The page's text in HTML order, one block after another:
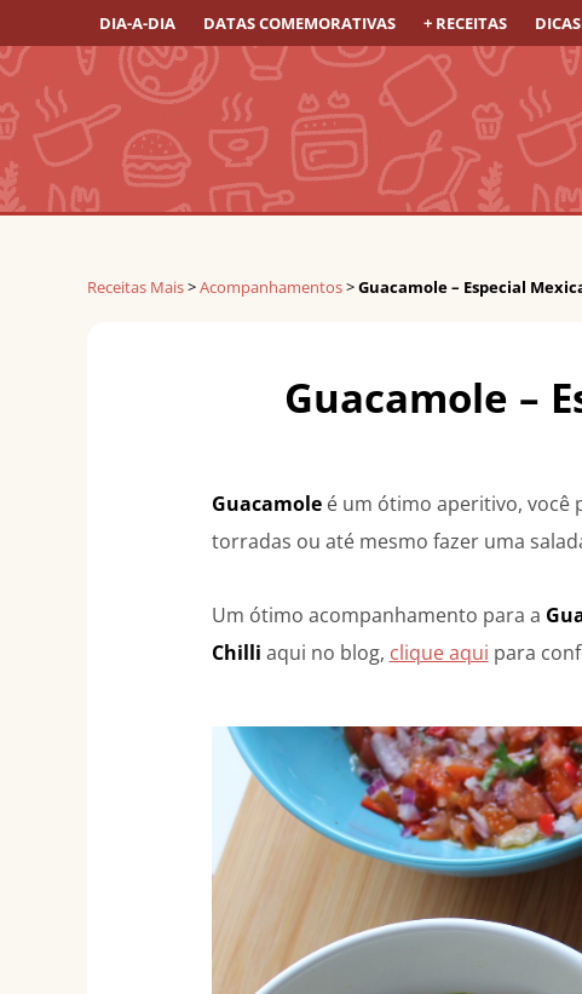
DIA-A-DIA DATAS COMEMORATIVAS + RECEITAS DICAS
Receitas Mais>Acompanhamentos>Guacamole – Especial
Guacamole –
Guacamoleé um ótimo aperitivo, você
torradas ou até mesmo fazer uma
Um ótimo acompanhamento para a
Chilli aqui no blog, clique aqui para